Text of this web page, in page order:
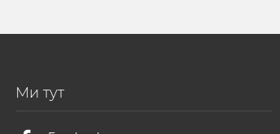
Ми тут